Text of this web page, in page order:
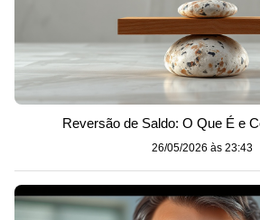
Reversão de Saldo: O Que É e
26/05/2026 às 23:43